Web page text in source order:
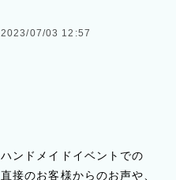
2023/07/03 12:57
ハンドメイドイベントでの
直接のお客様からのお声や、